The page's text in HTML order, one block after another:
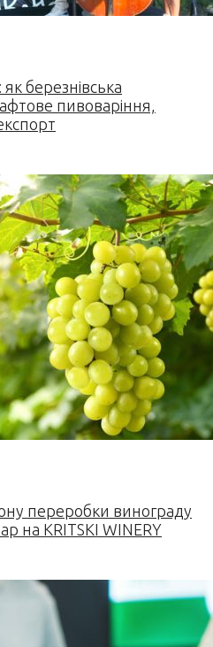
березнівська
пивоваріння,
переробки винограду
на KRITSKI WINERY